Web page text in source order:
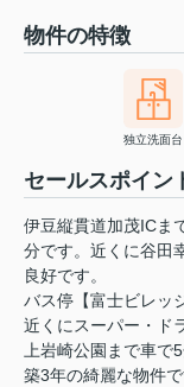
物件の特徴
独立洗面台
セールスポイン
伊豆縦貫道加茂ICま
分です。近くに谷田
良好です。
バス停【富士ビレッ
近くにスーパー・ド
上岩崎公園まで車で
築3年の綺麗な物件